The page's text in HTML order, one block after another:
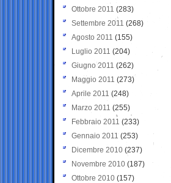
Ottobre 2011 (283)
Settembre 2011 (268)
Agosto 2011 (155)
Luglio 2011 (204)
Giugno 2011 (262)
Maggio 2011 (273)
Aprile 2011 (248)
Marzo 2011 (255)
Febbraio 2011 (233)
Gennaio 2011 (253)
Dicembre 2010 (237)
Novembre 2010 (187)
Ottobre 2010 (157)